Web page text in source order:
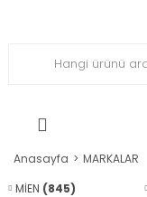
Anasayfa
MARKALAR
MİEN (845)